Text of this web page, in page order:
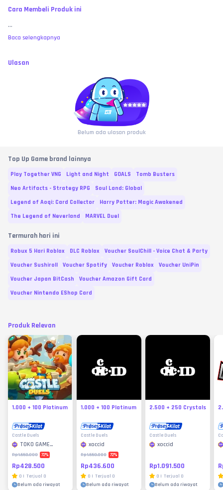
MEMBELI SAMA DENGAN MENYETUJUI:
berlaku di atas. No refund atas kesalahan murni user, bre! 🧐
Cara Membeli Produk ini
...
Baca selengkapnya
Ulasan
Belum ada ulasan produk
Top Up Game brand lainnya
Play Together VNG Light and Night GOALS
Tomb Busters
Neo Artifacts - Strategy RPG
Soul Land: Global
Legend of Aoqi: Card Collector
Harry Potter: Magic Awakened
The Legend of Neverland
MARVEL Duel
Termurah hari ini
Robux 5 Hari Roblox DLC Roblox
Voucher SoulChill - Voice Chat & Party
Voucher Sushiroll
Voucher Spotify Voucher Roblox
Voucher UniPin
Voucher Japan BitCash
Voucher Amazon Gift Card
Voucher Nintendo EShop Card
Produk Relevan
1.000 + 100 Platinum
Castle Duels
TOKO GAME
MURAH
Rp1.550.000 72%
Rp428.500
0 | Terjual 0
Belum ada riwayat
1.000 + 100 Platinum
Castle Duels
xoccid
Rp1.550.000 72%
Rp436.600
0 | Terjual 0
Belum ada riwayat
2.500 + 250 Crystals
Castle Duels
xoccid
Rp1.091.500
0 | Terjual 0
Belum ada riwayat